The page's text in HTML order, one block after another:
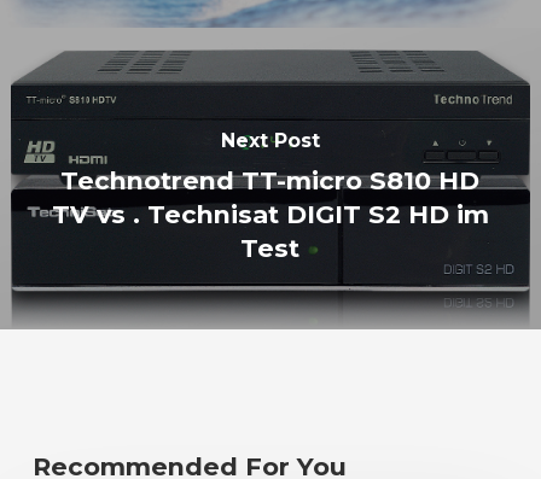
Next Post
Technotrend TT-micro S810 HD
TV vs . Technisat DIGIT S2 HD im
Test
Recommended For You